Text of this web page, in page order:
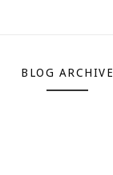
BLOG ARCHIVE